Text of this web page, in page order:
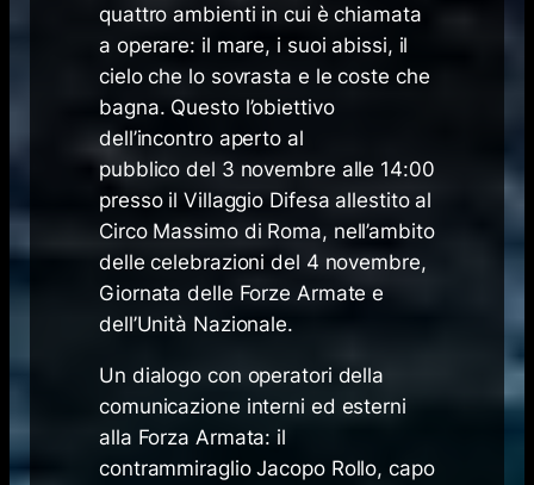
quattro ambienti in cui è chiamata
a operare: il mare, i suoi abissi, il
cielo che lo sovrasta e le coste che
bagna. Questo l’obiettivo
dell’incontro aperto al
pubblico del 3 novembre alle 14:00
presso il Villaggio Difesa allestito al
Circo Massimo di Roma, nell’ambito
delle celebrazioni del 4 novembre,
Giornata delle Forze Armate e
dell’Unità Nazionale.
Un dialogo con operatori della
comunicazione interni ed esterni
alla Forza Armata: il
contrammiraglio Jacopo Rollo, capo